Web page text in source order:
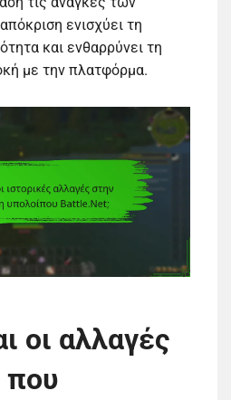
ενισχύει τη
και ενθαρρύνει τη
με την πλατφόρμα.
οι αλλαγές
που